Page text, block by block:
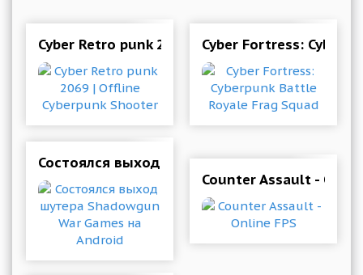
Cyber Retro punk 2069 | Offline Cyberpunk
Cyber Fortress:
Состоялся выход шутера Shadowgun War
Counter Assault -